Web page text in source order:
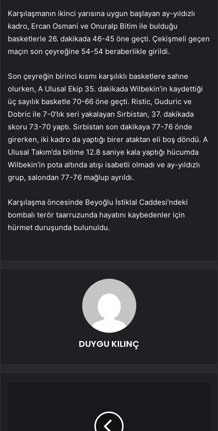
Karşılaşmanın ikinci yarısına uygun başlayan ay-yıldızlı
kadro, Ercan Osmani ve Onuralp Bitim ile bulduğu
basketlerle 26. dakikada 46-45 öne geçti. Çekişmeli geçen
maçın son çeyreğine 54-54 beraberlikle girildi.
Son çeyreğin birinci kısmı karşılıklı basketlere sahne
olurken, A Ulusal Ekip 35. dakikada Wilbekin’in kaydettiği
üç sayılık basketle 70-66 öne geçti. Ristic, Guduric ve
Dobric ile 7-0’lık seri yakalayan Sırbistan, 37. dakikada
skoru 73-70 yaptı. Sırbistan son dakikaya 77-76 önde
girerken, iki kadro da yaptığı birer ataktan eli boş döndü. A
Ulusal Takım’da bitime 12.8 saniye kala yaptığı hücumda
Wilbekin’in pota altında atışı isabetli olmadı ve ay-yıldızlı
grup, salondan 77-76 mağlup ayrıldı.
Karşılaşma öncesinde Beyoğlu İstiklal Caddesi’ndeki
bombalı terör taarruzunda hayatını kaybedenler için
hürmet duruşunda bulunuldu.
DUYGU KILINÇ